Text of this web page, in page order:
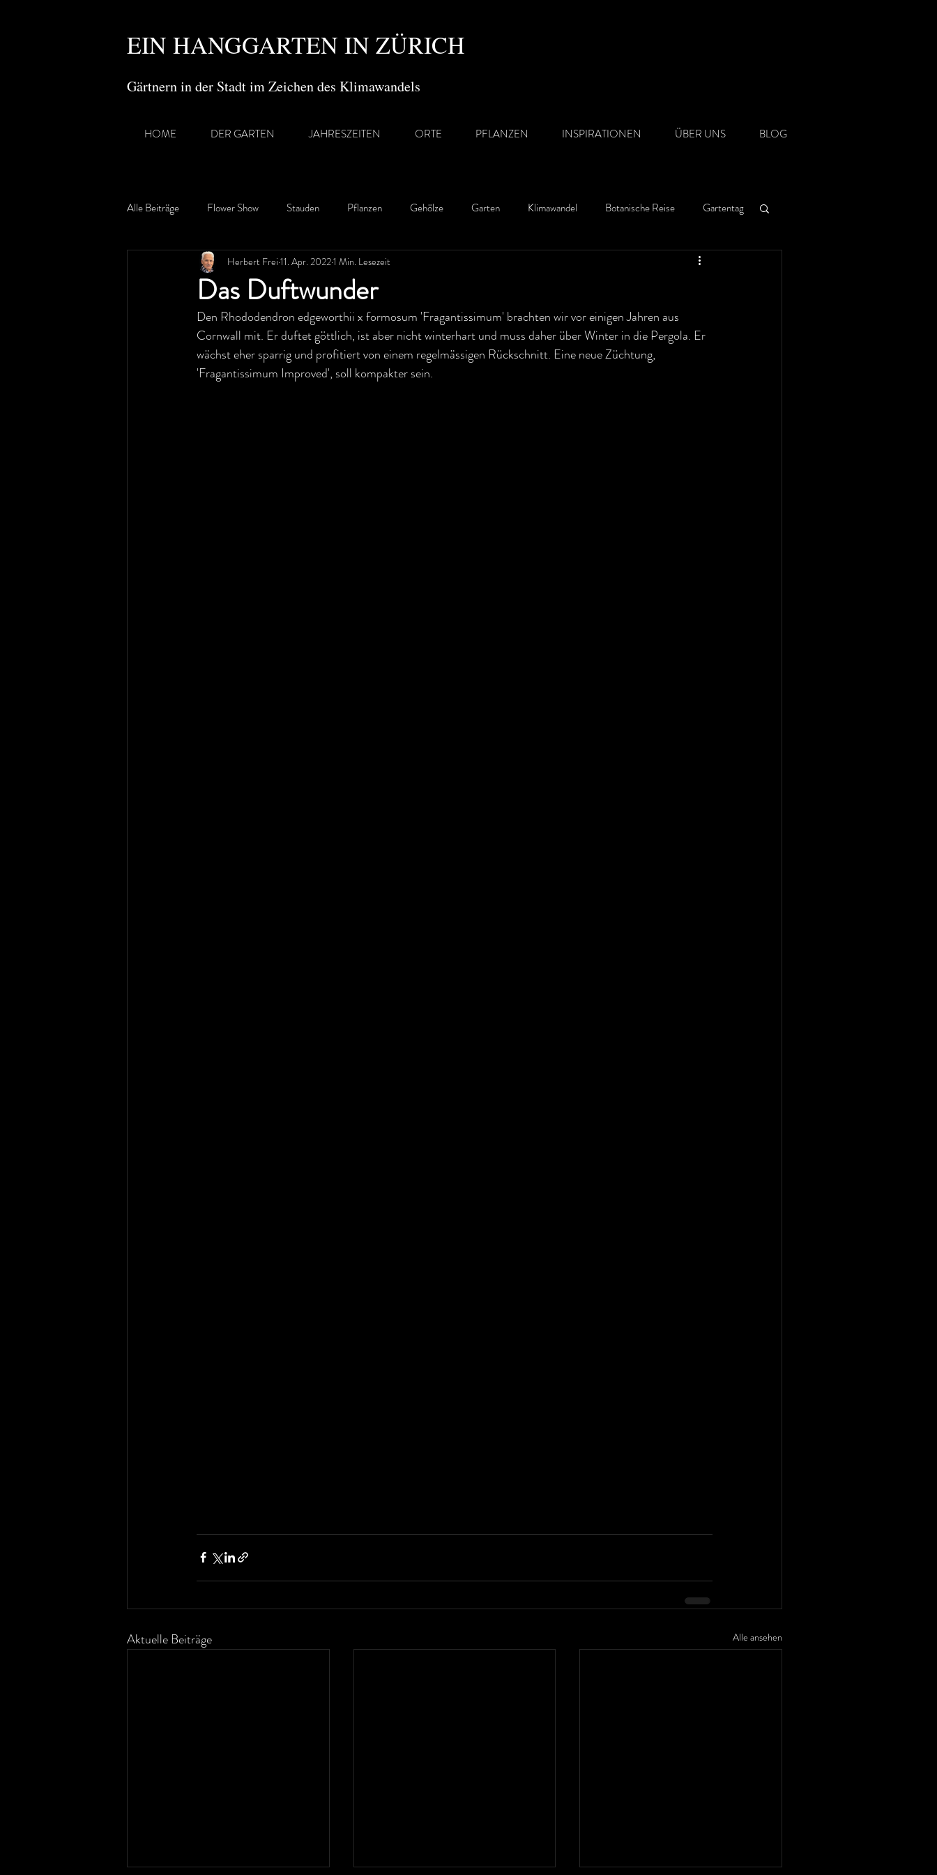
EIN HANGGARTEN IN ZÜRICH
Gärtnern in der Stadt im Zeichen des Klimawandels
HOME DER GARTEN JAHRESZEITEN ORTE PFLANZEN INSPIRATIONEN ÜBER UNS BLOG
Alle Beiträge Flower Show Stauden Pflanzen Gehölze Garten Klimawandel Botanische Reise Gartentag
Gartenreisen
Das Duftwunder
Herbert Frei 11. Apr. 20221 Min. Lesezeit
Den Rhododendron edgeworthii x formosum 'Fragantissimum' brachten wir vor einigen Jahren aus
Cornwall mit. Er duftet göttlich, ist aber nicht winterhart und muss daher über Winter in die Pergola. Er
wächst eher sparrig und profitiert von einem regelmässigen Rückschnitt. Eine neue Züchtung,
'Fragantissimum Improved', soll kompakter sein.
Aktuelle Beiträge Alle ansehen